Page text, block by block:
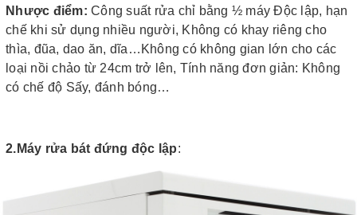
Nhược điểm: Công suất rửa chỉ bằng ½ máy Độc lập, hạn
chế khi sử dụng nhiều người, Không có khay riêng cho
thìa, đũa, dao ăn, dĩa…Không có không gian lớn cho các
loại nồi chảo từ 24cm trở lên, Tính năng đơn giản: Không
có chế độ Sấy, đánh bóng…
2.Máy rửa bát đứng độc lập: